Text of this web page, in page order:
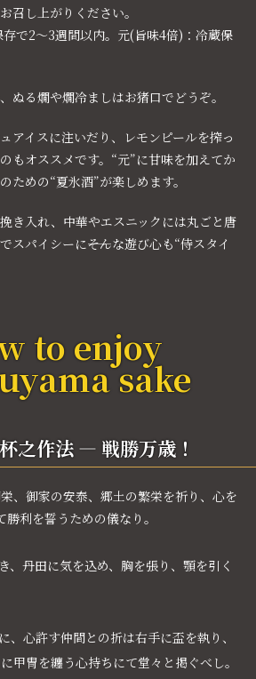
召し上がりください。
で2～3週間以内。元(旨味4倍)：冷蔵保
ぬる燗や燗冷ましはお猪口でどうぞ。
アイスに注いだり、レモンピールを搾っ
もオススメです。“元”に甘味を加えてか
ための“夏氷酒”が楽しめます。
き入れ、中華やエスニックには丸ごと唐
スパイシーに――そんな遊び心も“侍スタイ
to enjoy
sake
之作法 ― 戦勝万歳！
、御家の安泰、郷土の繁栄を祈り、心を
勝利を誓うための儀なり。
、丹田に気を込め、胸を張り、顎を引く
、心許す仲間との折は右手に盃を執り、
甲冑を纏う心持ちにて堂々と掲ぐべし。